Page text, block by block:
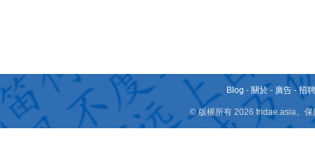
Blog - 關於 - 廣告 -招
© 版權所有 2026 fridae.asia。